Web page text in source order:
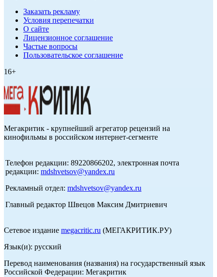
Заказать рекламу
Условия перепечатки
О сайте
Лицензионное соглашение
Частые вопросы
Пользовательское соглашение
16+
Мегакритик - крупнейший агрегатор рецензий на
кинофильмы в российском интернет-сегменте
Телефон редакции: 89220866202, электронная почта
редакции: mdshvetsov@yandex.ru
Рекламный отдел: mdshvetsov@yandex.ru
Главный редактор Швецов Максим Дмитриевич
Сетевое издание megacritic.ru (МЕГАКРИТИК.РУ)
Язык(и): русский
Перевод наименования (названия) на государственный язык
Российской Федерации: Мегакритик